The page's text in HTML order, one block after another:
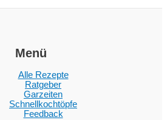
Menü
Alle Rezepte
Ratgeber
Garzeiten
Schnellkochtöpfe
Feedback